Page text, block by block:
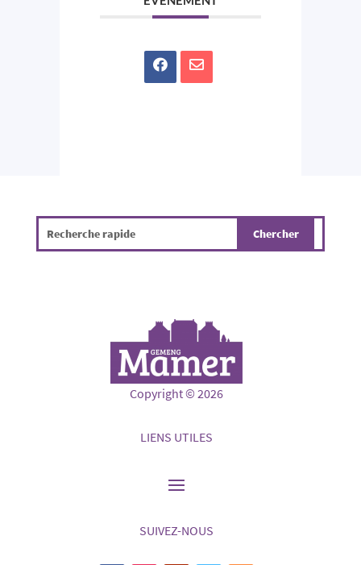
Copyright © 2026
LIENS UTILES
SUIVEZ-NOUS